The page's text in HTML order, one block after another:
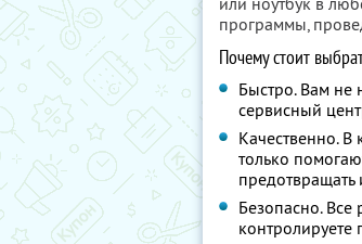
программы,
Почему стоит
Быстро. Вам не
сервисный
Качественно.
только
предотвращать
Безопасно.
контролируете